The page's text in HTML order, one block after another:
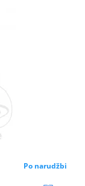
Po narudžbi